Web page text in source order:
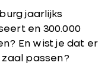
jaarlijks
en 300.000
En wist je dat er
zaal passen?